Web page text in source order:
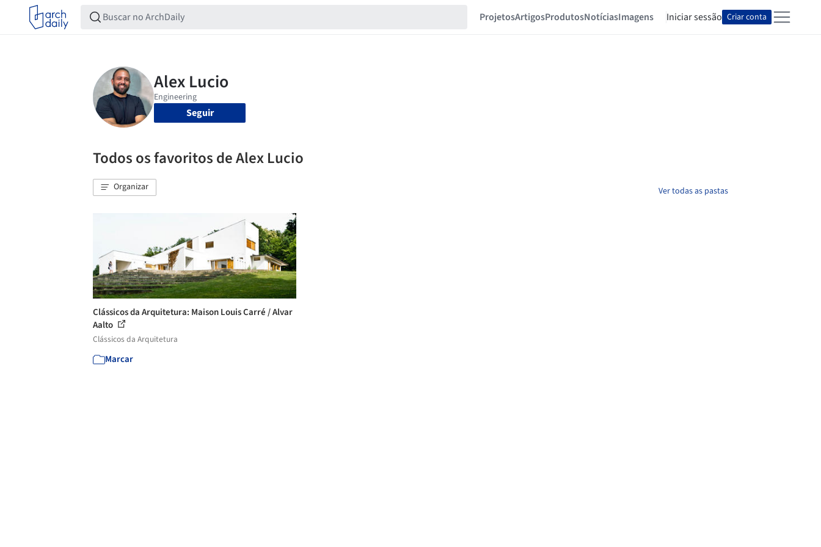
ProjetosArtigosProdutosNotíciasImagens Iniciar sessão Criar conta
Seguir
Todos os favoritos de Alex Lucio
Organizar Ver todas as pastas
Clássicos da Arquitetura: Maison Louis Carré / Alvar
Aalto
Clássicos da Arquitetura
Marcar